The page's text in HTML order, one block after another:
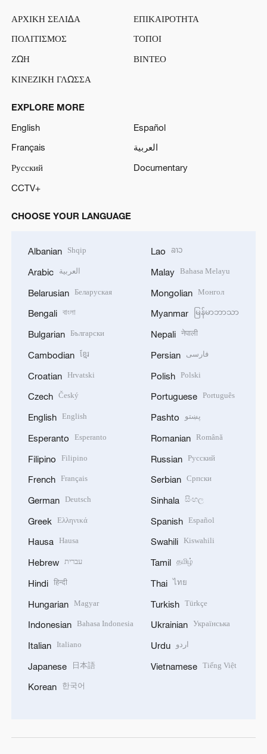
ΑΡΧΙΚΗ ΣΕΛΙΔΑ
ΕΠΙΚΑΙΡΟΤΗΤΑ
ΠΟΛΙΤΙΣΜΟΣ
ΤΟΠΟΙ
ΖΩΗ
ΒΙΝΤΕΟ
ΚΙΝΕΖΙΚΗ ΓΛΩΣΣΑ
EXPLORE MORE
English
Español
Français
العربية
Русский
Documentary
CCTV+
CHOOSE YOUR LANGUAGE
Albanian Shqip
Arabic العربية
Belarusian Беларуская
Bengali বাংলা
Bulgarian Български
Cambodian ខ្មែរ
Croatian Hrvatski
Czech Český
English English
Esperanto Esperanto
Filipino Filipino
French Français
German Deutsch
Greek Ελληνικά
Hausa Hausa
Hebrew עברית
Hindi हिन्दी
Hungarian Magyar
Indonesian Bahasa Indonesia
Italian Italiano
Japanese 日本語
Korean 한국어
Lao ລາວ
Malay Bahasa Melayu
Mongolian Монгол
Myanmar မြန်မာဘာသာ
Nepali नेपाली
Persian فارسی
Polish Polski
Portuguese Português
Pashto پښتو
Romanian Română
Russian Русский
Serbian Српски
Sinhala සිංහල
Spanish Español
Swahili Kiswahili
Tamil தமிழ்
Thai ไทย
Turkish Türkçe
Ukrainian Українська
Urdu اردو
Vietnamese Tiếng Việt